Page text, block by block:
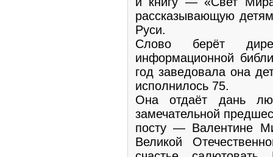
рассказывающую
Руси.
Слово берёт
информационной
год заведовала она
исполнилось 75.
Она отдаёт дань
замечательной
посту — Валентине
Великой